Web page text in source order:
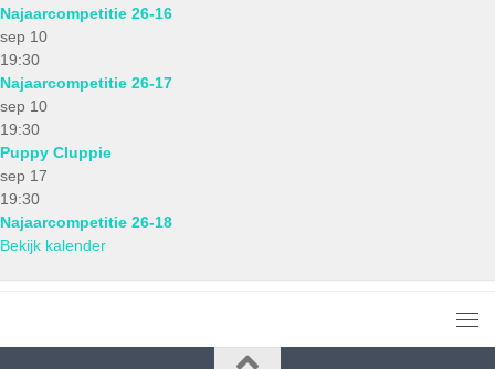
Najaarcompetitie 26-16
sep 10
19:30
Najaarcompetitie 26-17
sep 10
19:30
Puppy Cluppie
sep 17
19:30
Najaarcompetitie 26-18
Bekijk kalender